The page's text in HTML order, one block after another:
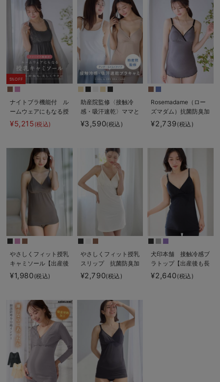
5%OFF
ナイトブラ機能付 ル
ームウェアにもなる授
乳キャミソール
¥5,215 (税込)
助産院監修〈接触冷
感・吸汗速乾〉ママと
つくったふんわり授乳
ブラキャミ アンダー
¥3,590(税込)
Rosemadame（ロー
ズマダム）抗菌防臭加
工バイカラー授乳キャ
ミソール
¥2,739(税込)
やさしくフィット授乳
キャミソール【出産後
も長く使える】
¥1,980(税込)
やさしくフィット授乳
スリップ 抗菌防臭加
工【出産後も長く使え
る】
¥2,790(税込)
犬印本舗 接触冷感ブ
ラトップ【出産後も長
く使える】
¥2,640(税込)